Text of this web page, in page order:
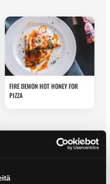
FIRE DEMON HOT HONEY FOR
PIZZA